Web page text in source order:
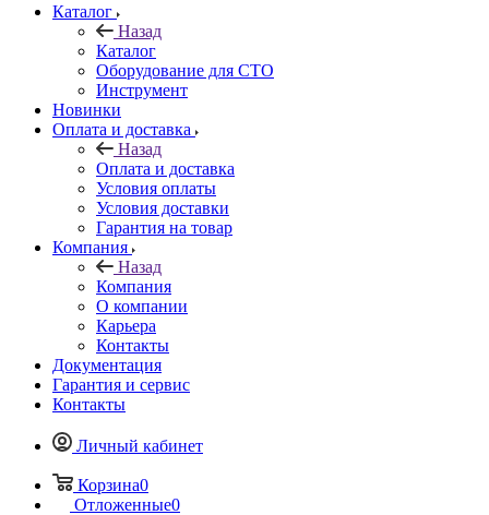
Каталог
Назад
Каталог
Оборудование для СТО
Инструмент
Новинки
Оплата и доставка
Назад
Оплата и доставка
Условия оплаты
Условия доставки
Гарантия на товар
Компания
Назад
Компания
О компании
Карьера
Контакты
Документация
Гарантия и сервис
Контакты
Личный кабинет
Корзина0
Отложенные0